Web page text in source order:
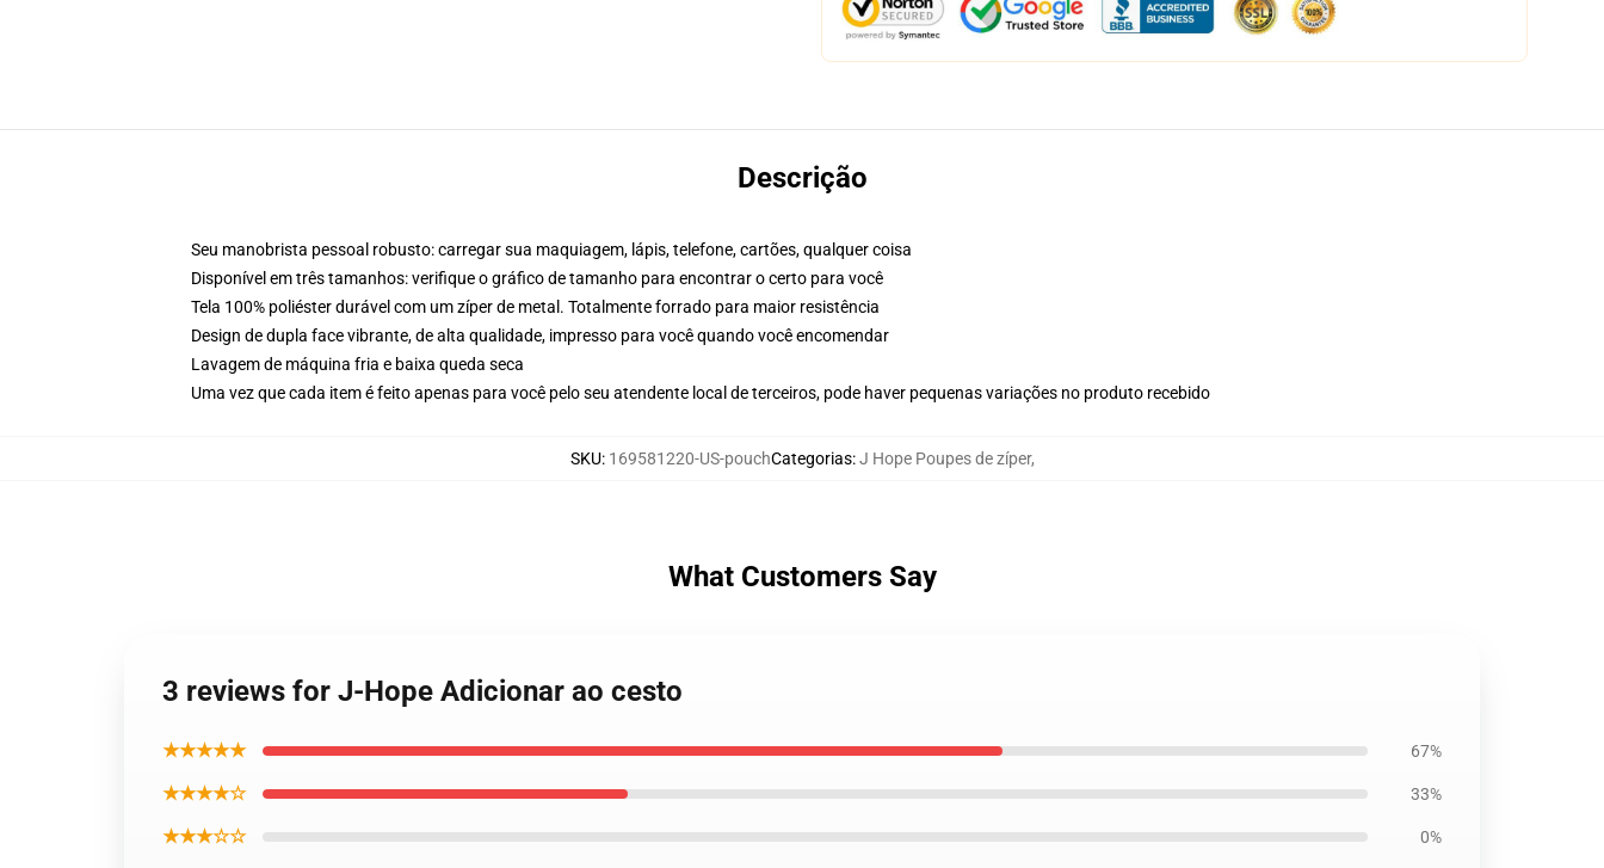
Descrição
Seu manobrista pessoal robusto: carregar sua maquiagem, lápis, telefone, cartões, qualquer coisa
Disponível em três tamanhos: verifique o gráfico de tamanho para encontrar o certo para você
Tela 100% poliéster durável com um zíper de metal. Totalmente forrado para maior resistência
Design de dupla face vibrante, de alta qualidade, impresso para você quando você encomendar
Lavagem de máquina fria e baixa queda seca
Uma vez que cada item é feito apenas para você pelo seu atendente local de terceiros, pode haver pequenas variações no produto recebido
SKU: 169581220-US-pouchCategorias:J Hope Poupes de zíper,
What Customers Say
3 reviews for J-Hope Adicionar ao cesto
★★★★★ 67%
★★★★☆ 33%
★★★☆☆ 0%